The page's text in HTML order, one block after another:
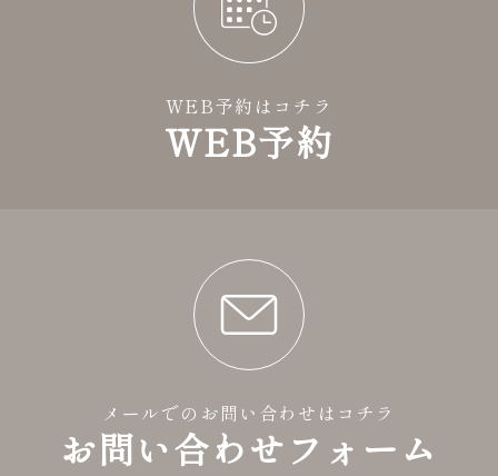
WEB予約はコチラ
WEB予約
メールでのお問い合わせはコチラ
お問い合わせフォーム